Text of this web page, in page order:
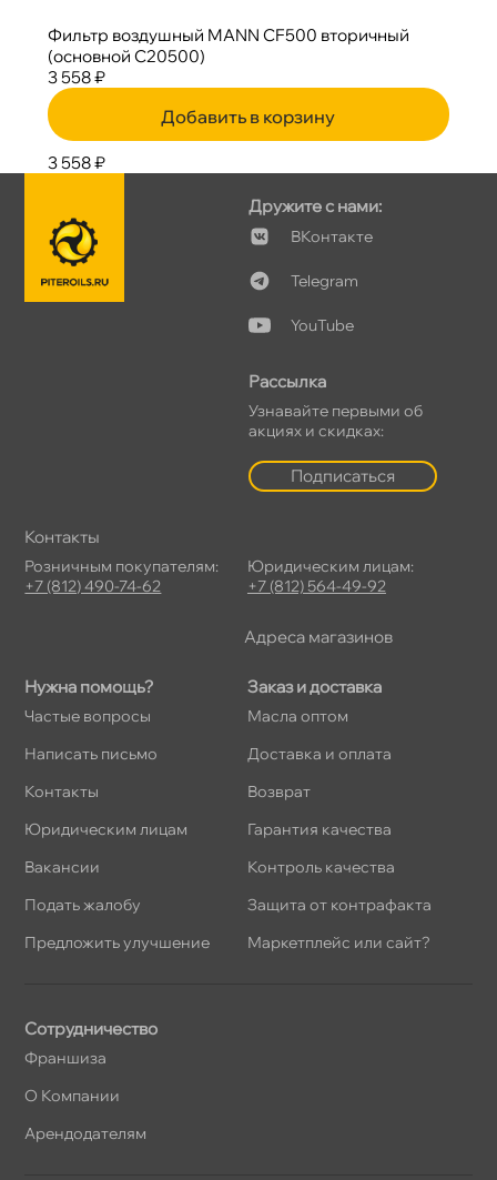
Фильтр воздушный MANN CF500 вторичный
(основной C20500)
3 558 ₽
Добавить в корзину
3 558 ₽
Нужна помощь?
Частые вопросы
Написать письмо
Контакты
Юридическим лицам
акансии
Подать жалобу
Предложить улучшение
Заказ и доставка
Масла оптом
Доставка и оплата
озврат
Гарантия качества
Контроль качества
Защита от контрафакта
Маркетплейс или сайт?
Дружите с нами:
Контакте
Telegram
YouTube
Рассылка
Узнавайте первыми о
акциях и скидках:
Подписаться
Сотрудничество
Франшиза
О Компании
Арендодателям
Контакты
Розничным покупателям:
+7 (812) 490-74-62
Юридическим лицам:
+7 (812) 564-49-92
Адреса магазино